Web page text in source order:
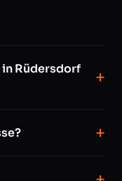
in Rüdersdorf